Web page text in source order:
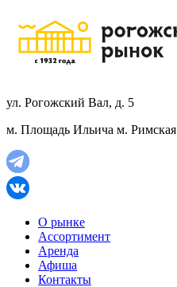
ул. Рогожский Вал, д. 5
м. Площадь Ильича м. Римская
О рынке
Ассортимент
Аренда
Афиша
Контакты